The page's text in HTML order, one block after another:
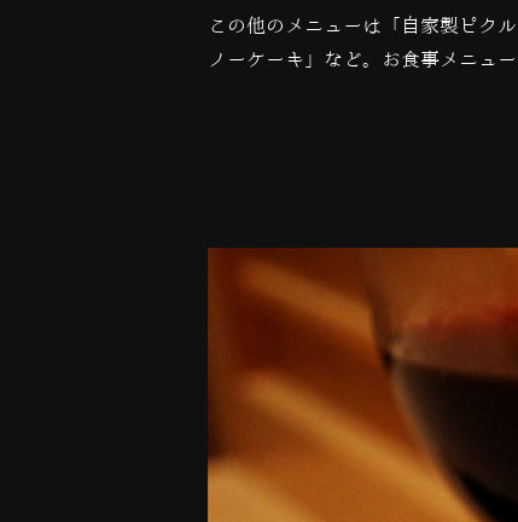
この他のメニューは「自家製ピク
ノーケーキ」など。お食事メニュ